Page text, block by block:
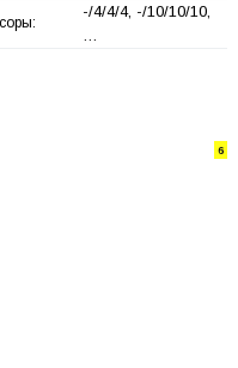
-/4/4/4, -/10/10/10,
6